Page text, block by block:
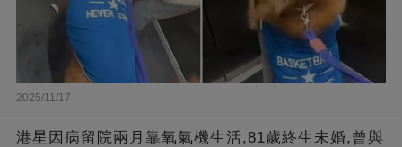
2025/11/17
港星因病留院兩月靠氧氣機生活,81歲終生未婚,曾與